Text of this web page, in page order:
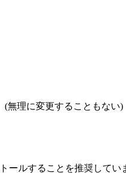
(無理に変更することもない)
ールすることを推奨して